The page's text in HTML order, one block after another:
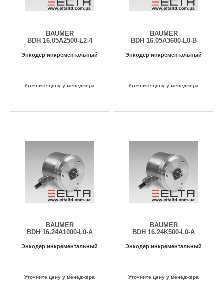
BAUMER
BDH 16.05A2500-L2-4
Энкодер инкрементальный
Уточните цену у менеджера
BAUMER
BDH 16.05A3600-L0-B
Энкодер инкрементальный
Уточните цену у менеджера
BAUMER
BDH 16.24A1000-L0-A
Энкодер инкрементальный
Уточните цену у менеджера
BAUMER
BDH 16.24K500-L0-A
Энкодер инкрементальный
Уточните цену у менеджера